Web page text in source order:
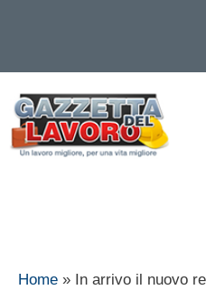
contenuto
Home » In arrivo il nuovo